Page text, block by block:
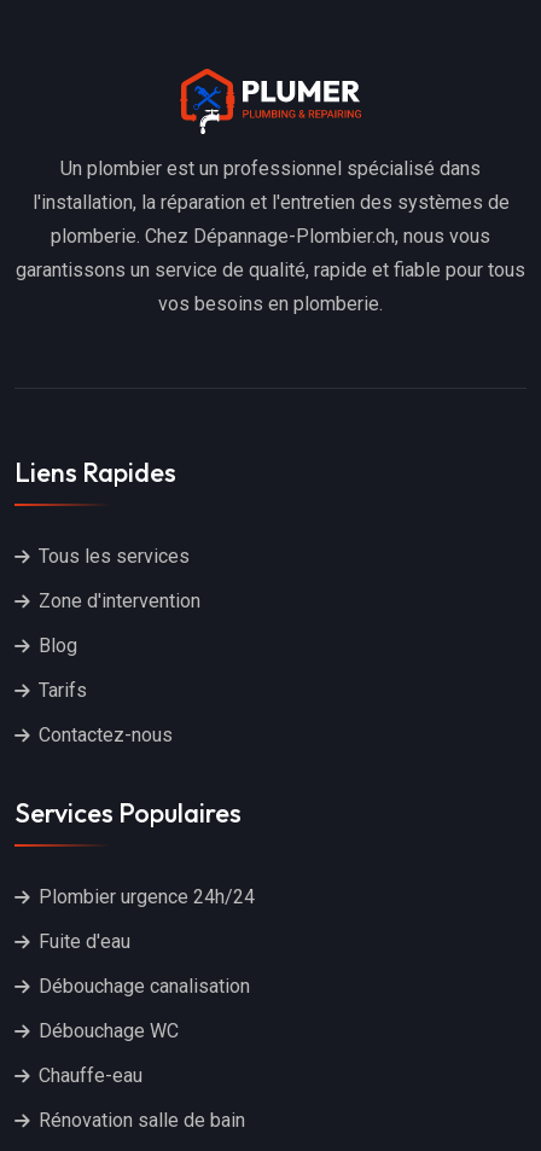
Un plombier est un professionnel spécialisé dans
l'installation, la réparation et l'entretien des systèmes de
plomberie. Chez Dépannage-Plombier.ch, nous vous
garantissons un service de qualité, rapide et fiable pour tous
vos besoins en plomberie.
Liens Rapides
Tous les services
Zone d'intervention
Blog
Tarifs
Contactez-nous
Services Populaires
Plombier urgence 24h/24
Fuite d'eau
Débouchage canalisation
Débouchage WC
Chauffe-eau
Rénovation salle de bain